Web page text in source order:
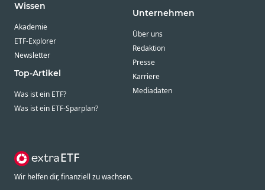
Wissen
Akademie
ETF-Explorer
Newsletter
Top-Artikel
Was ist ein ETF?
Was ist ein ETF-Sparplan?
Unternehmen
Über uns
Redaktion
Presse
Karriere
Mediadaten
Wir helfen dir, finanziell zu wachsen.